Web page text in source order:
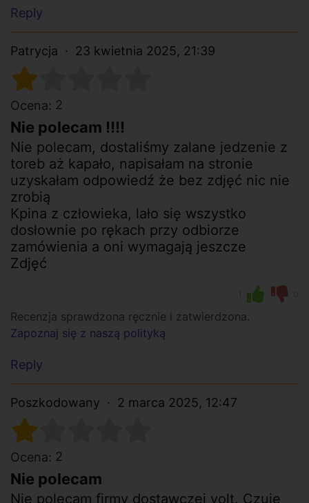
Reply
Patrycja 23 kwietnia 2025, 21:39
Ocena: 2
Nie polecam !!!!
Nie polecam, dostaliśmy zalane jedzenie z
toreb aż kapało, napisałam na stronie
uzyskałam odpowiedź że bez zdjęć nic nie
zrobią
Kpina z człowieka, lało się wszystko
dosłownie po rękach przy odbiorze
zamówienia a oni wymagają jeszcze
Zdjęć
Recenzja sprawdzona ręcznie i zatwierdzona.
Zapoznaj się z naszą polityką
Reply
Poszkodowany 2 marca 2025, 12:47
Ocena: 2
Nie polecam
Nie polecam firmy dostawczej volt. Czuję